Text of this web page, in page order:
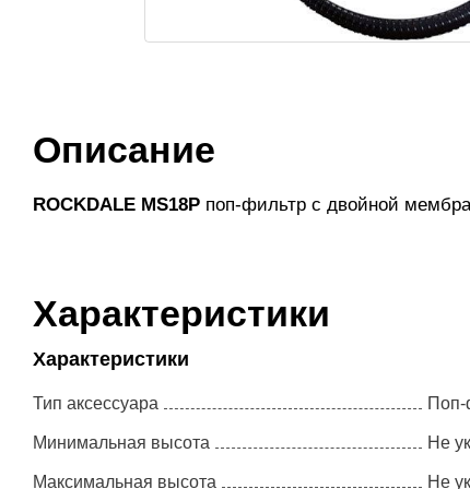
Описание
ROCKDALE MS18P поп-фильтр с двойной
Характеристики
Характеристики
Тип аксессуара Поп-
Минимальная высота Не
Максимальная высота Не